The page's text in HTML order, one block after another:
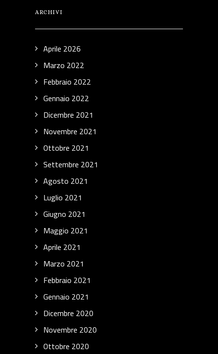
ARCHIVI
Aprile 2026
Marzo 2022
Febbraio 2022
Gennaio 2022
Dicembre 2021
Novembre 2021
Ottobre 2021
Settembre 2021
Agosto 2021
Luglio 2021
Giugno 2021
Maggio 2021
Aprile 2021
Marzo 2021
Febbraio 2021
Gennaio 2021
Dicembre 2020
Novembre 2020
Ottobre 2020